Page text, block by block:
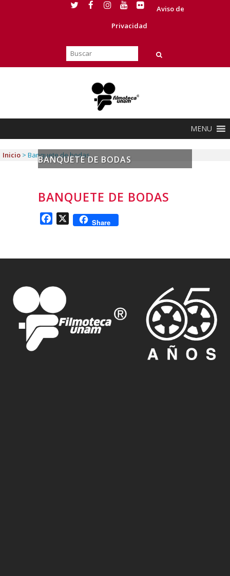
Aviso de
Privacidad
MENU
BANQUETE DE BODAS
Inicio > Banquete de bodas
BANQUETE DE BODAS
Facebook
X Share